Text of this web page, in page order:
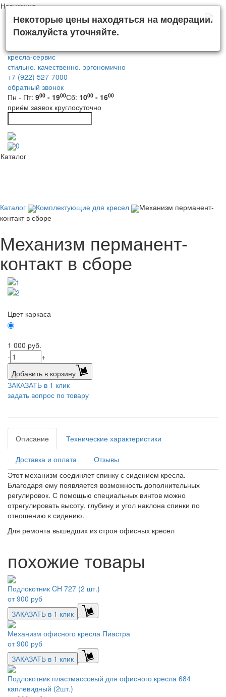
Навигация
кресла-сервис
стильно. качественно. эргономично
+7 (922) 527-7000
обратный звонок
Пн - Пт: 900 - 1900Сб: 1000 - 1600
приём заявок круглосуточно
0
Каталог
Каталог Комплектующие для кресел
Механизм перманент-
контакт в сборе
Механизм перманент-
контакт в сборе
Цвет каркаса
1 000 руб.
-
+
Добавить в корзину
ЗАКАЗАТЬ в 1 клик
задать вопрос по товару
Описание Технические характеристики
Доставка и оплата
Отзывы
Этот механизм соединяет спинку с сидением кресла.
Благодаря ему появляется возможность дополнительных
регулировок. С помощью специальных винтов можно
отрегулировать высоту, глубину и угол наклона спинки по
отношению к сидению.
Для ремонта вышедших из строя офисных кресел
похожие товары
Подлокотник CH 727 (2 шт.)
от900 руб
ЗАКАЗАТЬ в 1 клик
Механизм офисного кресла Пиастра
от900 руб
ЗАКАЗАТЬ в 1 клик
Подлокотник пластмассовый для офисного кресла 684
каплевидный (2шт.)
Некоторые цены находяться на модерации.
Пожалуйста уточняйте.